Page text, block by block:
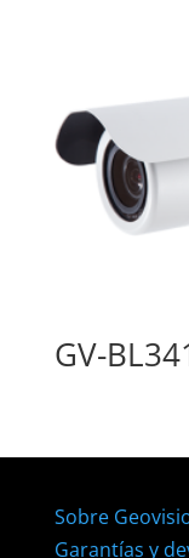
GV-
Sobre
Garantías y